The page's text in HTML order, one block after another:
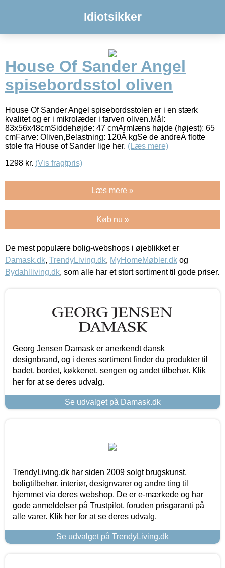
Idiotsikker
House Of Sander Angel
spisebordsstol oliven
House Of Sander Angel spisebordsstolen er i en stærk
kvalitet og er i mikrolæder i farven oliven.Mål:
83x56x48cmSiddehøjde: 47 cmArmlæns højde (højest): 65
cmFarve: Oliven,Belastning: 120Â kgSe de andreÂ flotte
stole fra House of Sander lige her. (Læs mere)
1298 kr. (Vis fragtpris)
Læs mere »
Køb nu »
De mest populære bolig-webshops i øjeblikket er
Damask.dk, TrendyLiving.dk, MyHomeMøbler.dk og
Bydahlliving.dk, som alle har et stort sortiment til gode priser.
Georg Jensen Damask er anerkendt dansk
designbrand, og i deres sortiment finder du produkter til
badet, bordet, køkkenet, sengen og andet tilbehør. Klik
her for at se deres udvalg.
Se udvalget på Damask.dk
TrendyLiving.dk har siden 2009 solgt brugskunst,
boligtilbehør, interiør, designvarer og andre ting til
hjemmet via deres webshop. De er e-mærkede og har
gode anmeldelser på Trustpilot, foruden prisgaranti på
alle varer. Klik her for at se deres udvalg.
Se udvalget på TrendyLiving.dk